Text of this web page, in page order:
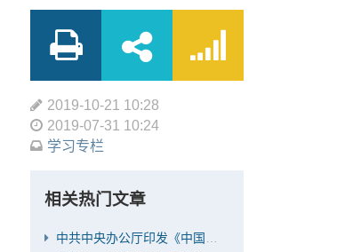
2019-10-21 10:28
2019-07-31 10:24
学习专栏
相关热门文章
中共中央办公厅印发《中国共产党党员网络行为规定》